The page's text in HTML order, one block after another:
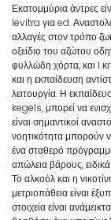
Εκατομμύρια άντρες
levitra για ed.
αλλαγές στον τρόπο
οξείδιο του αζώτου
φυλλώδη χόρτα, και l
και η εκπαίδευση
λειτουργία. Η
kegels, μπορεί να
είναι σημαντικοί
νοητικότητα μπορούν
ένα σταθερό
απώλεια βάρους,
Το αλκοόλ και η
μετριοπάθεια είναι
στοιχεία είναι